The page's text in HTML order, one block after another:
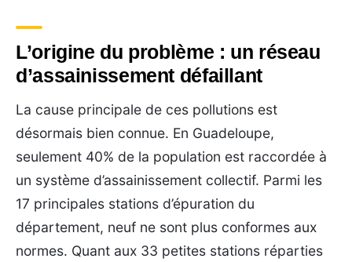
L’origine du problème : un réseau
d’assainissement défaillant
La cause principale de ces pollutions est
désormais bien connue. En Guadeloupe,
seulement 40% de la population est raccordée à
un système d’assainissement collectif. Parmi les
17 principales stations d’épuration du
département, neuf ne sont plus conformes aux
normes. Quant aux 33 petites stations réparties